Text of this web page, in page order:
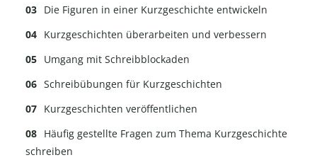
Die Figuren in einer Kurzgeschichte entwickeln
Kurzgeschichten überarbeiten und verbessern
Umgang mit Schreibblockaden
Schreibübungen für Kurzgeschichten
Kurzgeschichten veröffentlichen
Häufig gestellte Fragen zum Thema Kurzgeschichte
schreiben